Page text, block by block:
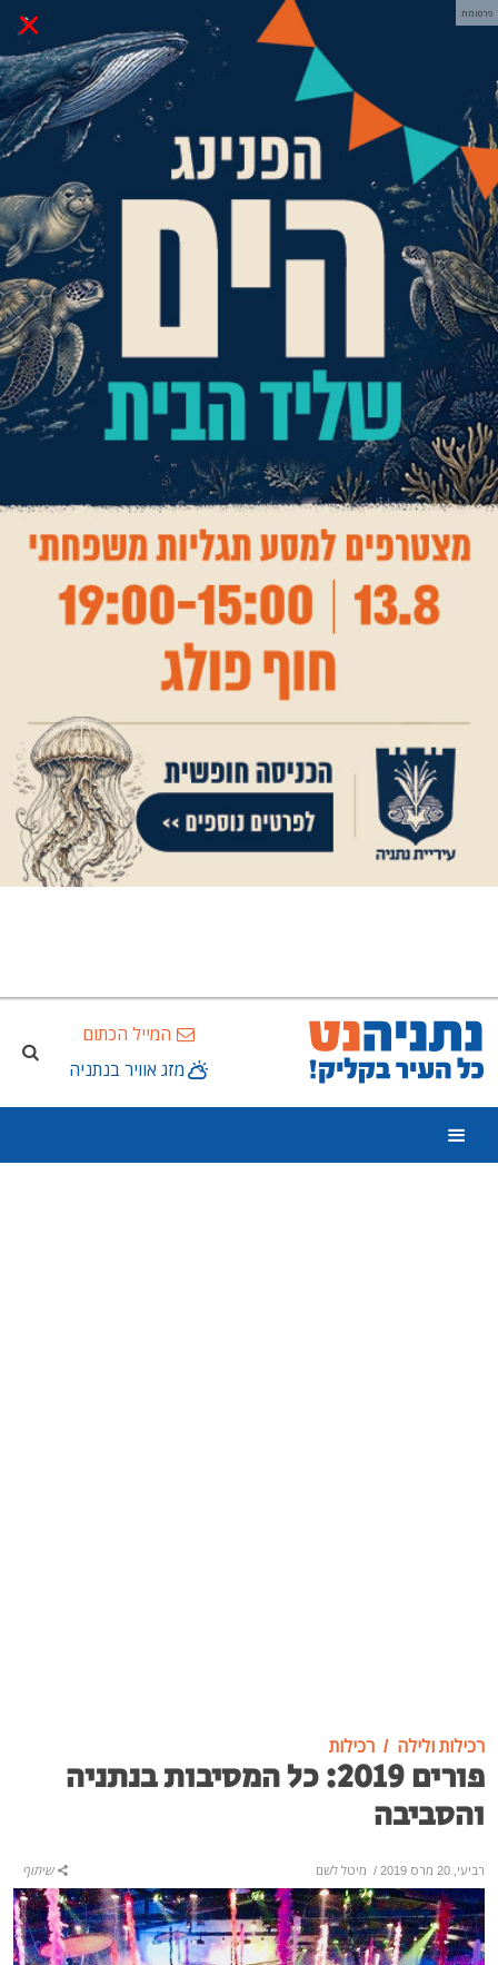
× פרסומת
המייל הכתום
מזג אוויר בנתניה
רכילות ולילה רכילות
פורים 2019: כל המסיבות בנתניה
והסביבה
רביעי, 20 מרס 2019 / מיטל לשם שיתוף